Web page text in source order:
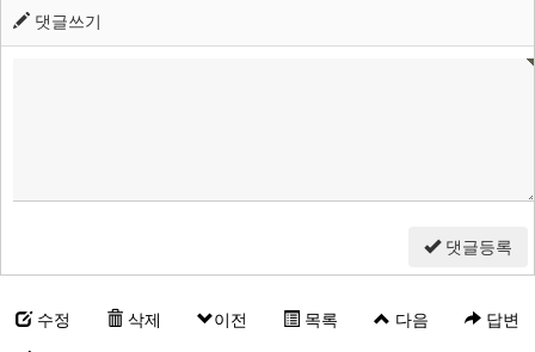
댓글쓰기
댓글등록
수정 삭제 이전 목록 다음 답변